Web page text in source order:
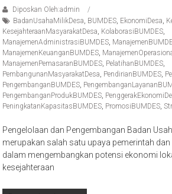
Diposkan Oleh:admin
BadanUsahaMilikDesa, BUMDES, EkonomiDesa,
KesejahteraanMasyarakatDesa, KolaborasiBUMDES,
ManajemenAdministrasiBUMDES,
ManajemenKeuanganBUMDES,
ManajemenPemasaranBUMDES, PelatihanBUMDES,
PembangunanMasyarakatDesa, PendirianBUMDES,
PengembanganBUMDES,
PengembanganProdukBUMDES,
PeningkatanKapasitasBUMDES, PromosiBUMDES,
Pengelolaan dan Pengembangan Badan
merupakan salah satu upaya pemerintah
dalam mengembangkan potensi ekonomi
kesejahteraan